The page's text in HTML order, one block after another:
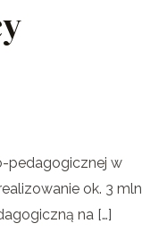
pedagogicznej w
ok. 3 mln
na […]